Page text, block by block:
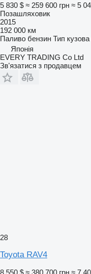
5 830 $ ≈ 259 600 грн ≈ 5
Позашляховик
2015
192 000 км
Паливо бензин Тип кузова
Японія
EVERY TRADING Co Ltd
Зв'язатися з продавцем
28
Toyota RAV4
8 550 $ ≈ 380 700 грн ≈ 7